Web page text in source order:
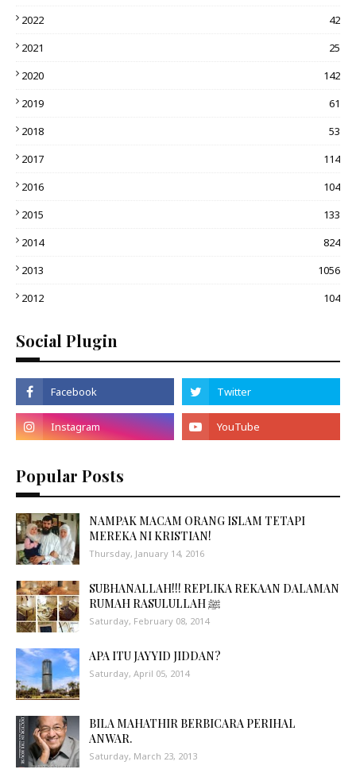
2022
42
2021
25
2020
142
2019
61
2018
53
2017
114
2016
104
2015
133
2014
824
2013
1056
2012
104
Social Plugin
Popular Posts
NAMPAK MACAM ORANG ISLAM TETAPI
MEREKA NI KRISTIAN!
Thursday, January 14, 2016
SUBHANALLAH!!! REPLIKA REKAAN DALAMAN
RUMAH RASULULLAH ﷺ
Saturday, February 08, 2014
APA ITU JAYYID JIDDAN?
Saturday, April 05, 2014
BILA MAHATHIR BERBICARA PERIHAL
ANWAR.
Saturday, March 23, 2013